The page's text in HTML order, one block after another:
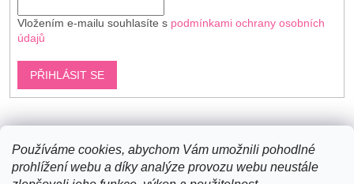
Používáme cookies, abychom Vám umožnili pohodlné
prohlížení webu a díky analýze provozu webu neustále
Vložením e-mailu souhlasíte s podmínkami ochrany osobních
údajů
PŘIHLÁSIT SE